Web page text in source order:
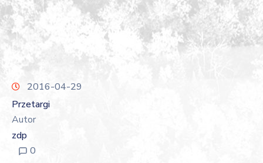
2016-04-29
Przetargi
Autor
zdp
0